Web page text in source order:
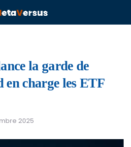
la garde de
charge les ETF
2025